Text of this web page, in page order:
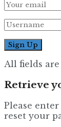
All fields
Retrieve
Please
reset your